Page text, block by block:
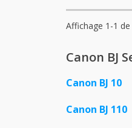
Affichage 1-1
Canon BJ
Canon BJ 10
Canon BJ 110